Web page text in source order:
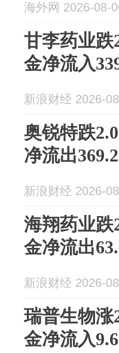
海外网 2026-08-
甘李药业跌
金净流入
新浪财经 2026-
奥锐特跌
净流出
新浪财经 2026-
海翔药业跌
金净流出
新浪财经 2026-
瑞普生物涨
金净流入